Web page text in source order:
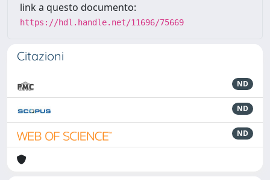
link a questo documento:
https://hdl.handle.net/11696/75669
Citazioni
ND
ND
ND